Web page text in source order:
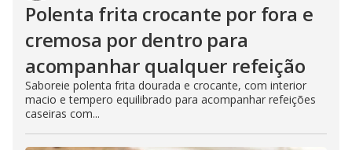
Polenta frita crocante por fora e
cremosa por dentro para
acompanhar qualquer refeição
Saboreie polenta frita dourada e crocante, com interior
macio e tempero equilibrado para acompanhar refeições
caseiras com...